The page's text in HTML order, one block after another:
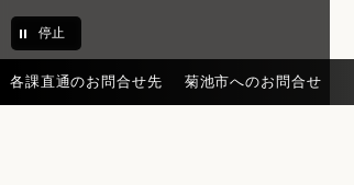
停止
各課直通のお問合せ先 菊池市へのお問合せ